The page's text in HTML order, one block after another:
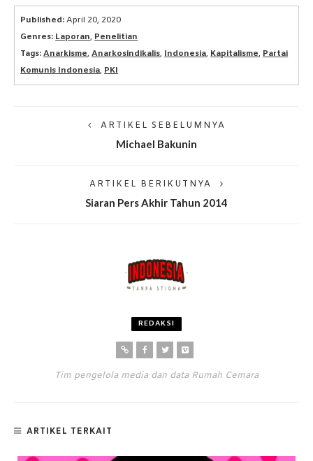
Published:April 20, 2020
Genres: Laporan, Penelitian
Tags:Anarkisme,Anarkosindikalis, Indonesia, Kapitalisme, Partai
Komunis Indonesia, PKI
ARTIKEL SEBELUMNYA
Michael Bakunin
ARTIKEL BERIKUTNYA
Siaran Pers Akhir Tahun 2014
REDAKSI
Tim pengelola media dan data Rumah Cemara
ARTIKEL TERKAIT